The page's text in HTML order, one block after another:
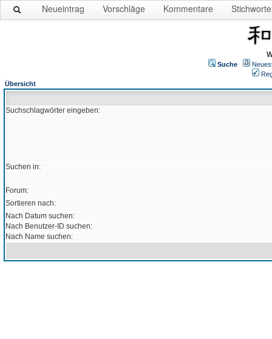
Neueintrag Vorschläge Kommentare Stichworte
Suche
Übersicht
Suchschlagwörter eingeben:
Suchen in:
Forum:
Sortieren nach:
Nach Datum suchen:
Nach Benutzer-ID suchen:
Nach Name suchen: